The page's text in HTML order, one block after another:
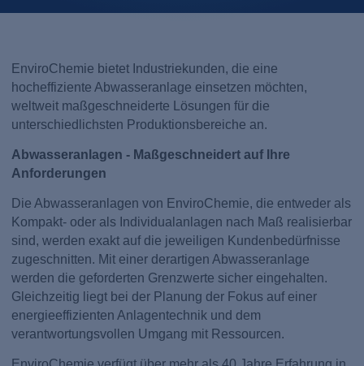
EnviroChemie bietet Industriekunden, die eine
hocheffiziente Abwasseranlage einsetzen möchten,
weltweit maßgeschneiderte Lösungen für die
unterschiedlichsten Produktionsbereiche an.
Abwasseranlagen - Maßgeschneidert auf Ihre
Anforderungen
Die Abwasseranlagen von EnviroChemie, die entweder als
Kompakt- oder als Individualanlagen nach Maß realisierbar
sind, werden exakt auf die jeweiligen Kundenbedürfnisse
zugeschnitten. Mit einer derartigen Abwasseranlage
werden die geforderten Grenzwerte sicher eingehalten.
Gleichzeitig liegt bei der Planung der Fokus auf einer
energieeffizienten Anlagentechnik und dem
verantwortungsvollen Umgang mit Ressourcen.